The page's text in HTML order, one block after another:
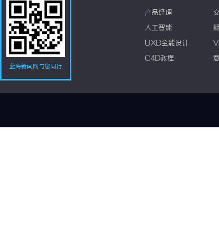
蓝海新闻网与您同行
产品经理
人工智能
UXD全能设计
C4D教程